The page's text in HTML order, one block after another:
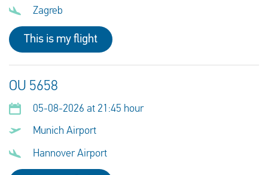
Zagreb
This is my flight
OU 5658
05-08-2026 at 21:45 hour
Munich Airport
Hannover Airport